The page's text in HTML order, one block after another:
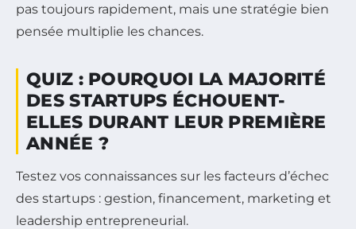
pas toujours rapidement, mais une stratégie bien
pensée multiplie les chances.
QUIZ : POURQUOI LA MAJORITÉ
DES STARTUPS ÉCHOUENT-
ELLES DURANT LEUR PREMIÈRE
ANNÉE ?
Testez vos connaissances sur les facteurs d’échec
des startups : gestion, financement, marketing et
leadership entrepreneurial.